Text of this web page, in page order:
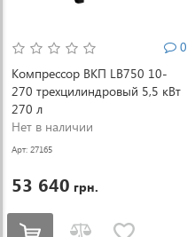
0
Компрессор ВКП LB750 10-
270 трехцилиндровый 5,5 кВт
270 л
Нет в наличии
Арт: 27165
53 640 грн.